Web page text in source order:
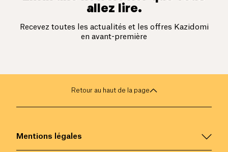
allez lire.
Recevez toutes les actualités et les offres Kazidomi
en avant-première
Retour au haut de la page
Mentions légales